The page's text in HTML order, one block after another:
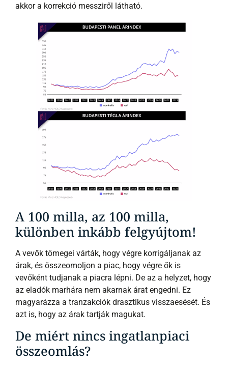
akkor a korrekció messziről látható.
A 100 milla, az 100 milla,
különben inkább felgyújtom!
A vevők tömegei várták, hogy végre korrigáljanak az
árak, és összeomoljon a piac, hogy végre ők is
vevőként tudjanak a piacra lépni. De az a helyzet, hogy
az eladók marhára nem akarnak árat engedni. Ez
magyarázza a tranzakciók drasztikus visszaesését. És
azt is, hogy az árak tartják magukat.
De miért nincs ingatlanpiaci
összeomlás?